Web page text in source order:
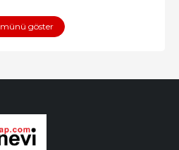
göster